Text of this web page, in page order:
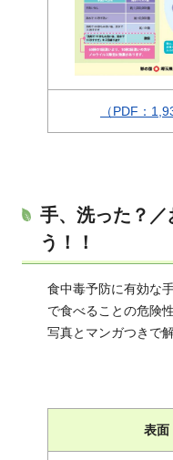
（PDF：
手、洗った？／
う！！
食中毒予防に有効な
で食べることの危険
写真とマンガつきで
表面